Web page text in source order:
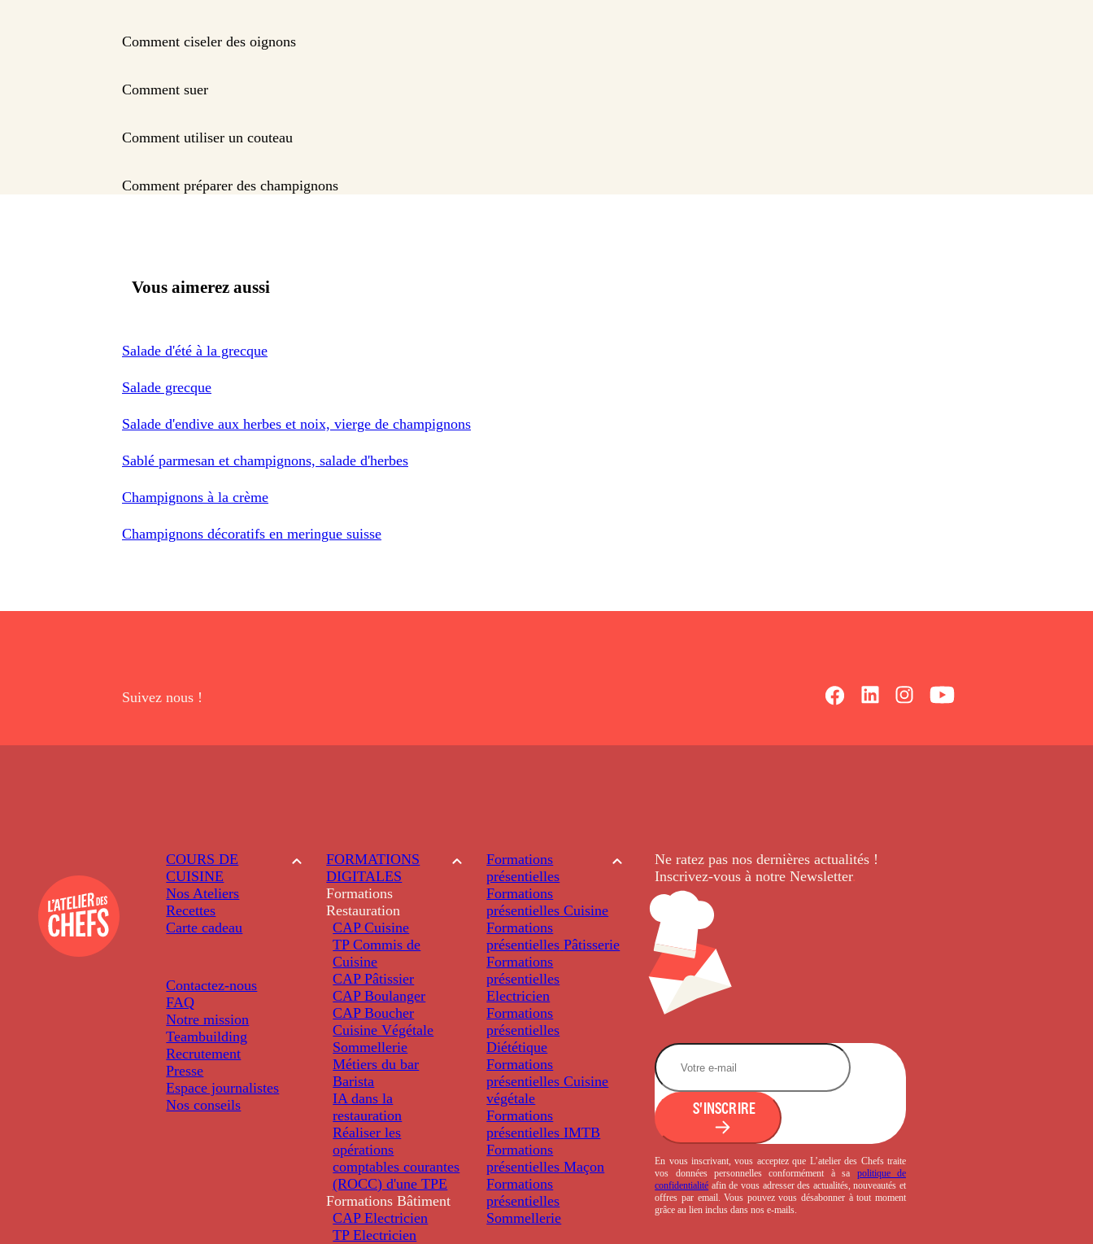
Comment ciseler des oignons
Comment suer
Comment utiliser un couteau
Comment préparer des champignons
Vous aimerez aussi
Salade d'été à la grecque
Salade grecque
Salade d'endive aux herbes et noix, vierge de champignons
Sablé parmesan et champignons, salade d'herbes
Champignons à la crème
Champignons décoratifs en meringue suisse
Suivez nous !
COURS DE
CUISINE
Nos Ateliers
Recettes
Carte cadeau
Contactez-nous
FAQ
Notre mission
Teambuilding
Recrutement
Presse
Espace journalistes
Nos conseils
FORMATIONS
DIGITALES
Formations
Restauration
CAP Cuisine
TP Commis de
Cuisine
CAP Pâtissier
CAP Boulanger
CAP Boucher
Cuisine Végétale
Sommellerie
Métiers du bar
Barista
IA dans la
restauration
Réaliser les
opérations
comptables courantes
(ROCC) d'une TPE
Formations Bâtiment
CAP Electricien
TP Electricien
Formations
présentielles
Formations
présentielles Cuisine
Formations
présentielles Pâtisserie
Formations
présentielles
Electricien
Formations
présentielles
Diététique
Formations
présentielles Cuisine
végétale
Formations
présentielles IMTB
Formations
présentielles Maçon
Formations
présentielles
Sommellerie
Ne ratez pas nos dernièresactualités !
Inscrivez-vous à notre Newsletter.
S'INSCRIRE
En vous inscrivant, vous acceptez que L’atelier des Chefs traite
vos données personnelles conformément à sa politique de
confidentialité afin de vous adresser des actualités, nouveautés et
offres par email. Vous pouvez vous désabonner à tout moment
grâce au lien inclus dans nos e-mails.